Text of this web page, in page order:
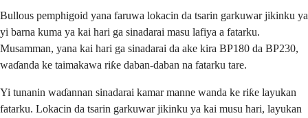
Bullous pemphigoid yana faruwa lokacin da tsarin garkuwar jikinku ya
yi barna kuma ya kai hari ga sinadarai masu lafiya a fatarku.
Musamman, yana kai hari ga sinadarai da ake kira BP180 da BP230,
waɗanda ke taimakawa riƙe daban-daban na fatarku tare.
Yi tunanin waɗannan sinadarai kamar manne wanda ke riƙe layukan
fatarku. Lokacin da tsarin garkuwar jikinku ya kai musu hari, layukan